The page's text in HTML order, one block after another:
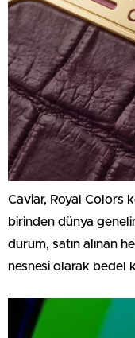
Caviar, Royal Colors
birinden dünya
durum, satın alınan
nesnesi olarak bedel